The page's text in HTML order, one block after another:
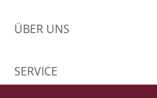
ÜBER UNS
SERVICE